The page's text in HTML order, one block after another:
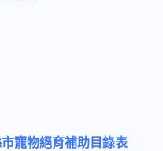
物絕育補助目錄表